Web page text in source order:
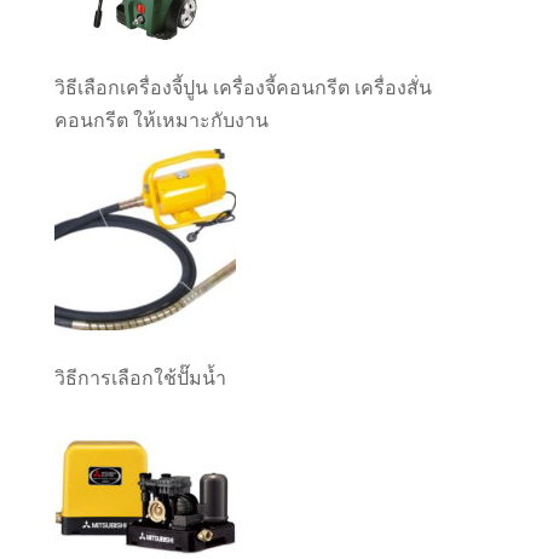
วิธีเลือกเครื่องจี้ปูน เครื่องจี้คอนกรีต เครื่องสั่น
คอนกรีต ให้เหมาะกับงาน
วิธีการเลือกใช้ปั๊มน้ำ